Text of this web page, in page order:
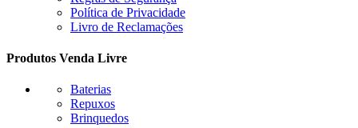
Política de Privacidade
Livro de Reclamações
Produtos Venda Livre
Baterias
Repuxos
Brinquedos